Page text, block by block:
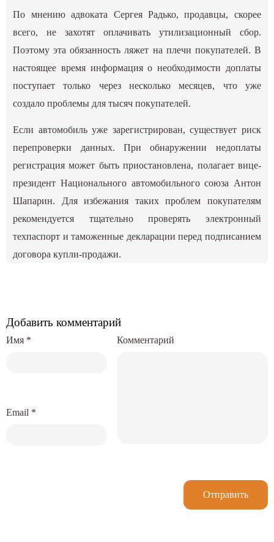
По мнению адвоката Сергея Радько, продавцы, скорее
всего, не захотят оплачивать утилизационный сбор.
Поэтому эта обязанность ляжет на плечи покупателей. В
настоящее время информация о необходимости доплаты
поступает только через несколько месяцев, что уже
создало проблемы для тысяч покупателей.
Если автомобиль уже зарегистрирован, существует риск
перепроверки данных. При обнаружении недоплаты
регистрация может быть приостановлена, полагает вице-
президент Национального автомобильного союза Антон
Шапарин. Для избежания таких проблем покупателям
рекомендуется тщательно проверять электронный
техпаспорт и таможенные декларации перед подписанием
договора купли-продажи.
Добавить комментарий
Комментарий
Имя *
Email *
Отправить